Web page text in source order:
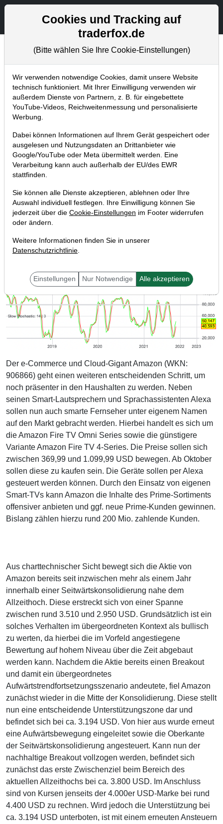
Aktien- und Artikelsuche
Chartanalysen
Home Blog Chartanalysen
Chartanalyse Amazon: auf zur
nächsten 25% Rally!
16.09.2021 um 07:31 Uhr | P. Uhlschmied
Der e-Commerce und Cloud-Gigant Amazon (WKN:
906866) geht einen weiteren entscheidenden Schritt, um
noch präsenter in den Haushalten zu werden. Neben
seinen Smart-Lautsprechern und Sprachassistenten Alexa
sollen nun auch smarte Fernseher unter eigenem Namen
auf den Markt gebracht werden. Hierbei handelt es sich um
die Amazon Fire TV Omni Series sowie die günstigere
Variante Amazon Fire TV 4-Series. Die Preise sollen sich
zwischen 369,99 und 1.099,99 USD bewegen. Ab Oktober
sollen diese zu kaufen sein. Die Geräte sollen per Alexa
gesteuert werden können. Durch den Einsatz von eigenen
Smart-TVs kann Amazon die Inhalte des Prime-Sortiments
offensiver anbieten und ggf. neue Prime-Kunden gewinnen.
Bislang zählen hierzu rund 200 Mio. zahlende Kunden.
Aus charttechnischer Sicht bewegt sich die Aktie von
Amazon bereits seit inzwischen mehr als einem Jahr
innerhalb einer Seitwärtskonsolidierung nahe dem
Allzeithoch. Diese erstreckt sich von einer Spanne
zwischen rund 3.510 und 2.950 USD. Grundsätzlich ist ein
solches Verhalten im übergeordneten Kontext als bullisch
zu werten, da hierbei die im Vorfeld angestiegene
Bewertung auf hohem Niveau über die Zeit abgebaut
werden kann. Nachdem die Aktie bereits einen Breakout
und damit ein übergeordnetes
Aufwärtstrendfortsetzungsszenario andeutete, fiel Amazon
zunächst wieder in die Mitte der Konsolidierung. Diese stellt
nun eine entscheidende Unterstützungszone dar und
befindet sich bei ca. 3.194 USD. Von hier aus wurde erneut
eine Aufwärtsbewegung eingeleitet sowie die Oberkante
der Seitwärtskonsolidierung angesteuert. Kann nun der
nachhaltige Breakout vollzogen werden, befindet sich
zunächst das erste Zwischenziel beim Bereich des
aktuellen Allzeithochs bei ca. 3.800 USD. Im Anschluss
sind von Kursen jenseits der 4.000er USD-Marke bei rund
4.400 USD zu rechnen. Wird jedoch die Unterstützung bei
ca. 3.194 USD unterboten, ist mit einem erneuten Ansteuern
Cookies und Tracking auf
traderfox.de
(Bitte wählen Sie Ihre Cookie-Einstellungen)
Wir verwenden notwendige Cookies, damit unsere Website
technisch funktioniert. Mit Ihrer Einwilligung verwenden wir
außerdem Dienste von Partnern, z. B. für eingebettete
YouTube-Videos, Reichweitenmessung und personalisierte
Werbung.
Dabei können Informationen auf Ihrem Gerät gespeichert oder
ausgelesen und Nutzungsdaten an Drittanbieter wie
Google/YouTube oder Meta übermittelt werden. Eine
Verarbeitung kann auch außerhalb der EU/des EWR
stattfinden.
Sie können alle Dienste akzeptieren, ablehnen oder Ihre
Auswahl individuell festlegen. Ihre Einwilligung können Sie
jederzeit über die Cookie-Einstellungen im Footer widerrufen
oder ändern.
Weitere Informationen finden Sie in unserer
Datenschutzrichtlinie.
Einstellungen Nur Notwendige Alle akzeptieren